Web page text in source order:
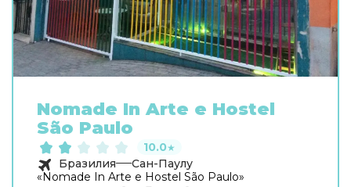
Nomade In Arte e Hostel
São Paulo
10.0★
Бразилия
Сан-Паулу
«Nomade In Arte e Hostel São Paulo»